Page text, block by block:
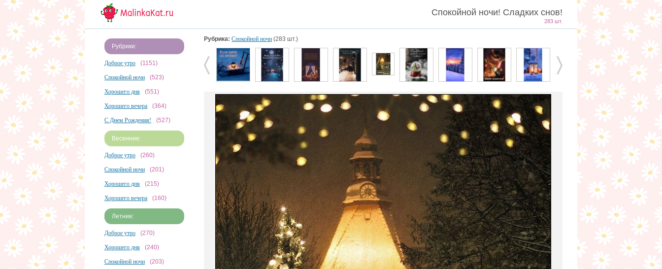
Спокойной ночи! Сладких снов!
283 шт.
Рубрики:
Доброе утро (1151)
Спокойной ночи (523)
Хорошего дня (551)
Хорошего вечера (364)
С Днем Рождения! (527)
Весенние:
Доброе утро (260)
Спокойной ночи (201)
Хорошего дня (215)
Хорошего вечера (160)
Летние:
Доброе утро (270)
Хорошего дня (240)
Спокойной ночи (203)
Рубрика: Спокойной ночи (283 шт.)